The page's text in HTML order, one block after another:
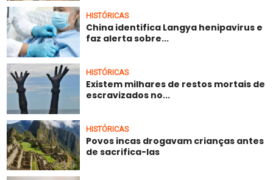
HISTÓRICAS
China identifica Langya henipavirus e
faz alerta sobre...
HISTÓRICAS
Existem milhares de restos mortais de
escravizados no...
HISTÓRICAS
Povos incas drogavam crianças antes
de sacrifica-las